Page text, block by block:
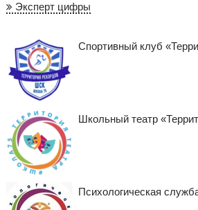
Эксперт цифры
Спортивный клуб
Школьный театр
Психологическая